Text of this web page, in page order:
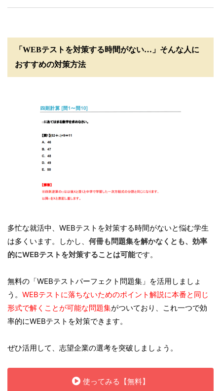
「WEBテストを対策する時間がない…」そんな人に
おすすめの対策方法
多忙な就活中、WEBテストを対策する時間がないと悩む学生
は多くいます。しかし、 何冊も問題集を解かなくとも、効率
的にWEBテストを対策することは可能です。
無料の「WEBテストパーフェクト問題集」を活用しましょ
う。 WEBテストに落ちないためのポイント解説に本番と同じ
形式で解くことが可能な問題集がついており、これ一つで効
率的にWEBテストを対策できます。
ぜひ活用して、志望企業の選考を突破しましょう。
使ってみる【無料】